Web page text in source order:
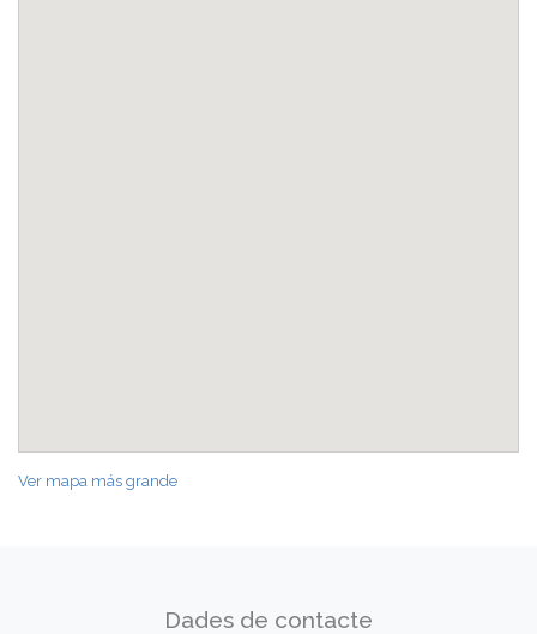
Ver mapa más grande
Dades de contacte